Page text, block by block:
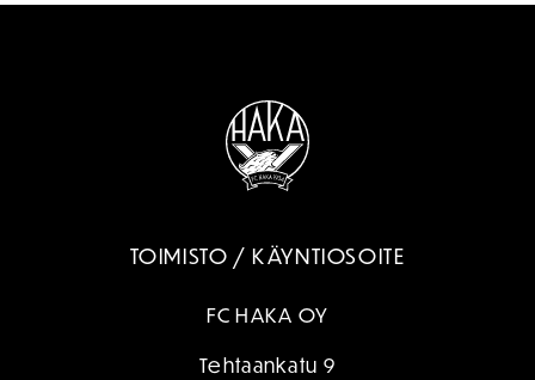
TOIMISTO / KÄYNTIOSOITE
FC HAKA OY
Tehtaankatu 9